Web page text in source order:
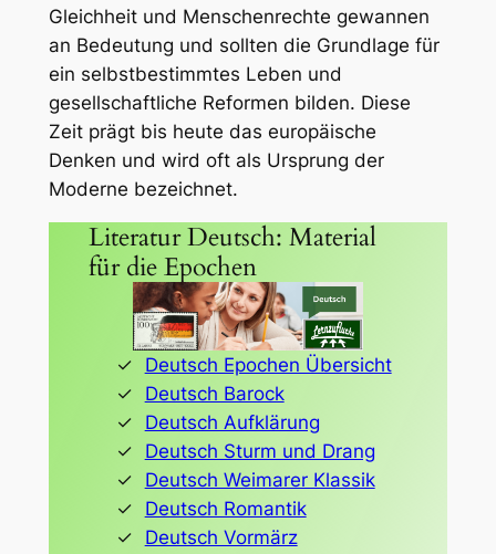
Gleichheit und Menschenrechte gewannen
an Bedeutung und sollten die Grundlage für
ein selbstbestimmtes Leben und
gesellschaftliche Reformen bilden. Diese
Zeit prägt bis heute das europäische
Denken und wird oft als Ursprung der
Moderne bezeichnet.
Literatur Deutsch: Material
für die Epochen
Deutsch Epochen Übersicht
Deutsch Barock
Deutsch Aufklärung
Deutsch Sturm und Drang
Deutsch Weimarer Klassik
Deutsch Romantik
Deutsch Vormärz